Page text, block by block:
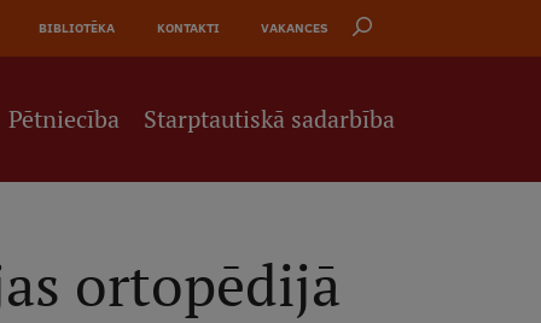
BIBLIOTĒKA KONTAKTI VAKANCES
Pētniecība Starptautiskā sadarbība
ortopēdijā